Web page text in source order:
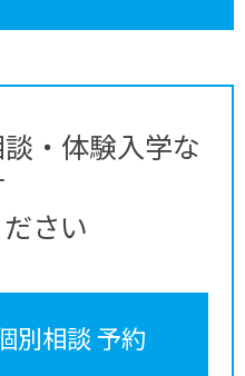
・体験入学な
さい
別相談 予約